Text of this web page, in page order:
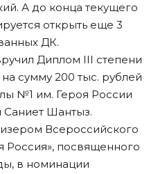
А до конца текущего
открыть еще 3
ДК.
Диплом III степени
сумму 200 тыс. рублей
№1 им. Героя России
Саниет Шантыз.
Всероссийского
Россия», посвященного
в номинации